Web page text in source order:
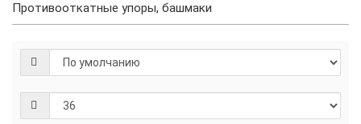
Противооткатные упоры, башмаки